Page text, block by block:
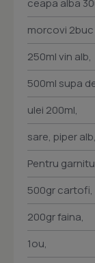
ceapa alba
morcovi
250ml vin alb,
500ml supa
ulei 200ml,
sare, piper
Pentru
500gr cartofi,
200gr faina,
1ou,